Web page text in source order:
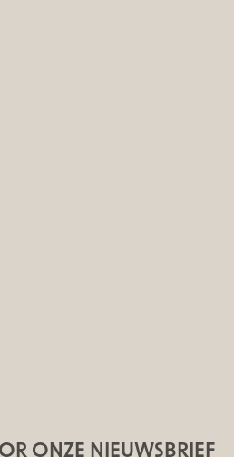
ONZE NIEUWSBRIEF